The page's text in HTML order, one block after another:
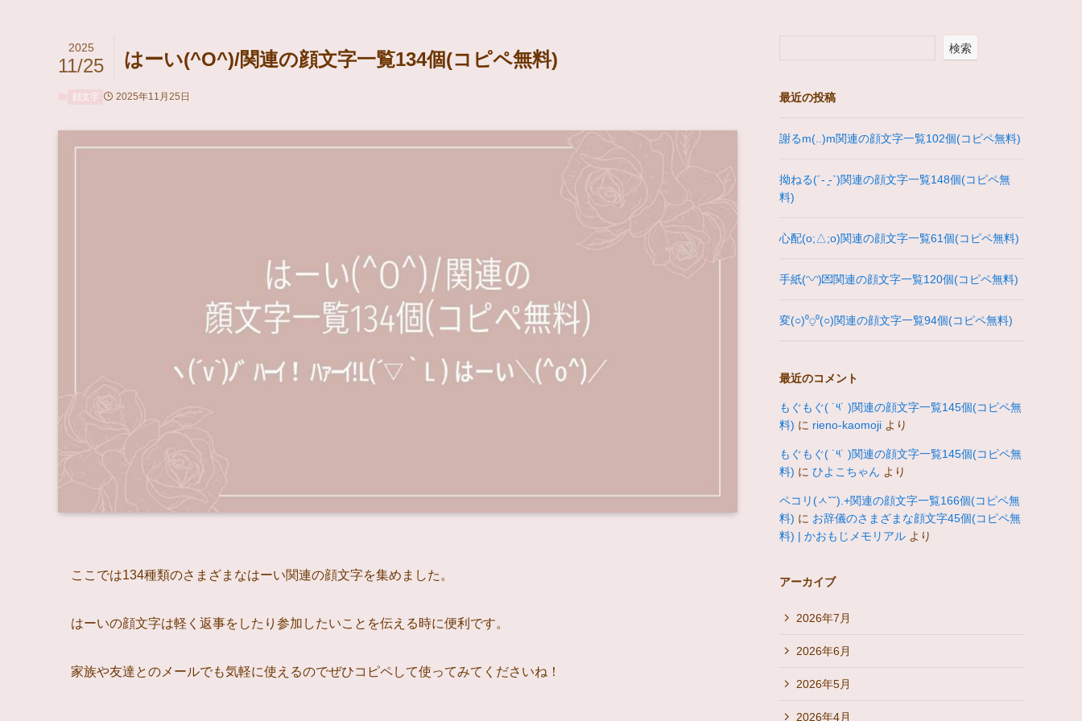
はーい(^O^)/関連の顔文字一覧134個(コピペ無料)
2025
11/25
顔文字 2025年11月25日
ここでは134種類のさまざまなはーい関連の顔文字を集めました。
はーいの顔文字は軽く返事をしたり参加したいことを伝える時に便利です。
家族や友達とのメールでも気軽に使えるのでぜひコピペして使ってみてくださいね！
検索
最近の投稿
謝るm(..)m関連の顔文字一覧102個(コピペ無料)
拗ねる(´- ̯-`)関連の顔文字一覧148個(コピペ無
料)
心配(o;△;o)関連の顔文字一覧61個(コピペ無料)
手紙(ᵔᵕᵔ)💌関連の顔文字一覧120個(コピペ無料)
変(○)⁰⍜⁰(○)関連の顔文字一覧94個(コピペ無料)
最近のコメント
もぐもぐ( ˙༥˙ )関連の顔文字一覧145個(コピペ無
料) に rieno-kaomoji より
もぐもぐ( ˙༥˙ )関連の顔文字一覧145個(コピペ無
料) に ひよこちゃん より
ペコリ(ㅅ˘˘).+関連の顔文字一覧166個(コピペ無
料) に お辞儀のさまざまな顔文字45個(コピペ無
料) | かおもじメモリアル より
アーカイブ
2026年7月
2026年6月
2026年5月
2026年4月